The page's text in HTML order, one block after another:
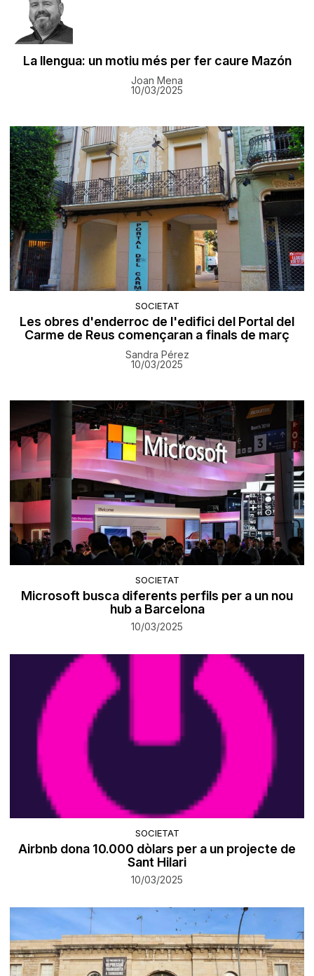
La llengua: un motiu més per fer caure Mazón
Joan Mena
10/03/2025
SOCIETAT
Les obres d'enderroc de l'edifici del Portal del
Carme de Reus començaran a finals de març
Sandra Pérez
10/03/2025
SOCIETAT
Microsoft busca diferents perfils per a un nou
hub a Barcelona
10/03/2025
SOCIETAT
Airbnb dona 10.000 dòlars per a un projecte de
Sant Hilari
10/03/2025